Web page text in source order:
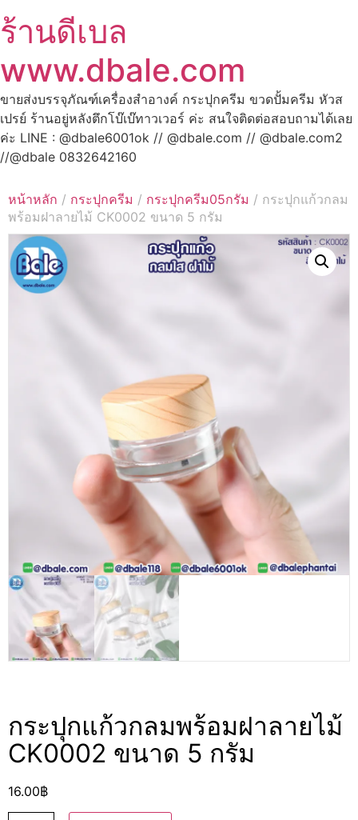
ร้านดีเบล
www.dbale.com
ขายส่งบรรจุภัณฑ์เครื่องสำอางค์ กระปุกครีม ขวดปั้มครีม หัวส
เปรย์ ร้านอยู่หลังตึกโบ๊เบ๊ทาวเวอร์ ค่ะ สนใจติดต่อสอบถามได้เลย
ค่ะ LINE : @dbale6001ok // @dbale.com // @dbale.com2
//@dbale 0832642160
หน้าหลัก / กระปุกครีม / กระปุกครีม05กรัม / กระปุกแก้วกลม
พร้อมฝาลายไม้ CK0002 ขนาด 5 กรัม
กระปุกแก้วกลมพร้อมฝาลายไม้
CK0002 ขนาด 5 กรัม
16.00฿